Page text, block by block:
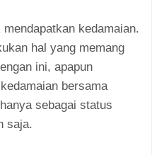
kedamaian.
hal yang memang
ini, apapun
bersama
sebagai status
saja.